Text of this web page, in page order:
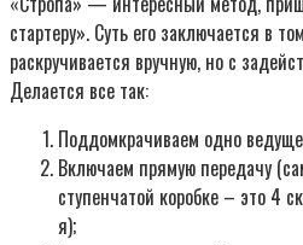
стартеру». Суть его заключается в
раскручивается вручную, но с
Делается все так:
Поддомкрачиваем одно
Включаем прямую передачу
ступенчатой коробке – это 4
я);